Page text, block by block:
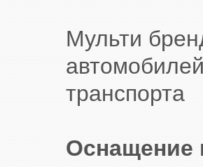
Мульти
транспорта
Оснащение